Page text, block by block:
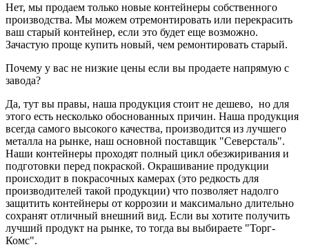
Нет, мы продаем только новые контейнеры собственного
производства. Мы можем отремонтировать или перекрасить
ваш старый контейнер, если это будет еще возможно.
Зачастую проще купить новый, чем ремонтировать старый.
Почему у вас не низкие цены если вы продаете напрямую с
завода?
Да, тут вы правы, наша продукция стоит не дешево, но для
этого есть несколько обоснованных причин. Наша продукция
всегда самого высокого качества, производится из лучшего
металла на рынке, наш основной поставщик "Северсталь".
Наши контейнеры проходят полный цикл обезжиривания и
подготовки перед покраской. Окрашивание продукции
происходит в покрасочных камерах (это редкость для
производителей такой продукции) что позволяет надолго
защитить контейнеры от коррозии и максимально длительно
сохранят отличный внешний вид. Если вы хотите получить
лучший продукт на рынке, то тогда вы выбираете "Торг-
Комс".